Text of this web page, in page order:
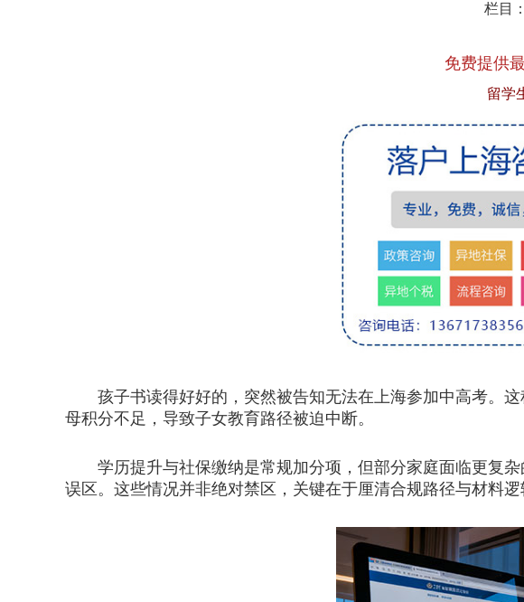
栏目：
免费提供
留学
孩子书读得好好的，突然被告知无法在上海参加中高考。这
母积分不足，导致子女教育路径被迫中断。
学历提升与社保缴纳是常规加分项，但部分家庭面临更复杂
误区。这些情况并非绝对禁区，关键在于厘清合规路径与材料逻